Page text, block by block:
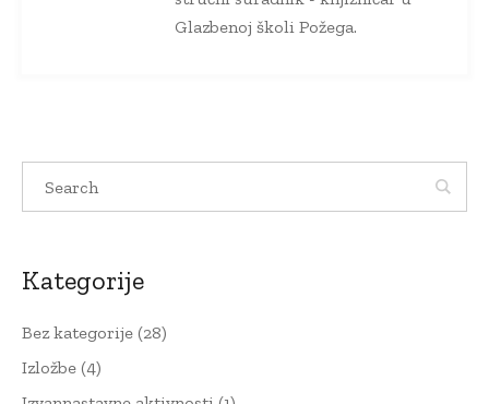
Glazbenoj školi Požega.
Kategorije
Bez kategorije (28)
Izložbe (4)